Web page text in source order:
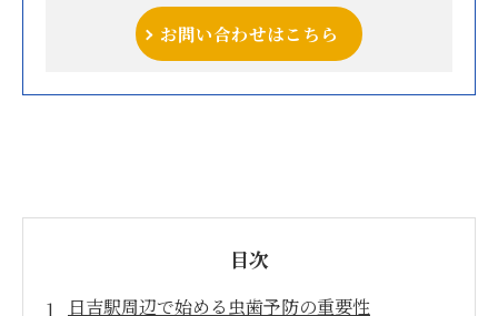
お問い合わせはこちら
目次
日吉駅周辺で始める虫歯予防の重要性